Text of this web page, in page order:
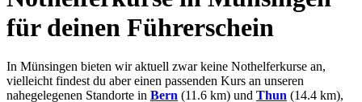
für deinen Führerschein
In Münsingen bieten wir aktuell zwar keine Nothelferkurse an,
vielleicht findest du aber einen passenden Kurs an unseren
nahegelegenen Standorte in Bern (11.6 km) und Thun (14.4 km),